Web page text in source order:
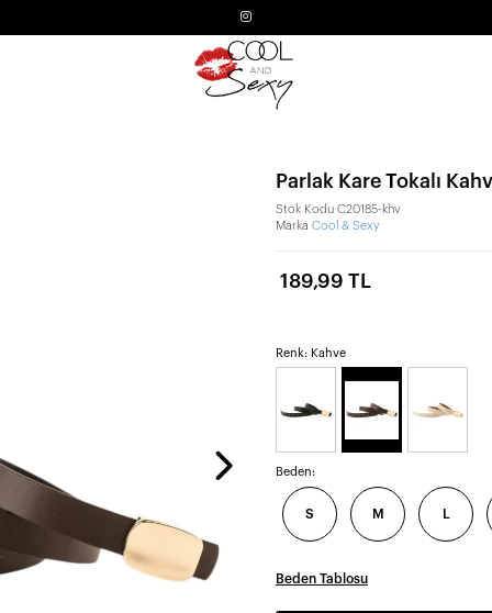
Parlak Kare Tokalı
Stok Kodu C20185-khv
Marka Cool & Sexy
189,99 TL
Renk: Kahve
Beden:
S M L
Beden Tablosu